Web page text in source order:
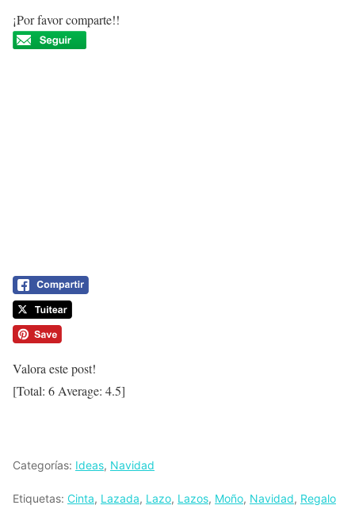
¡Por favor comparte!!
Valora este post!
[Total: 6 Average: 4.5]
Categorías: Ideas, Navidad
Etiquetas: Cinta, Lazada, Lazo, Lazos, Moño, Navidad, Regalo